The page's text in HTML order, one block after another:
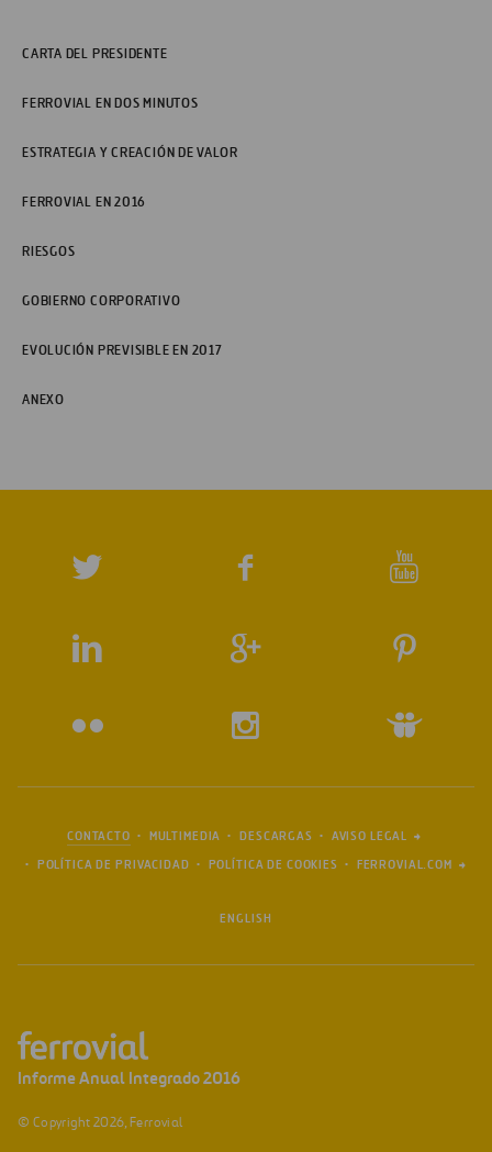
CARTA DEL PRESIDENTE
FERROVIAL EN DOS MINUTOS
ESTRATEGIA Y CREACIÓN DE VALOR
FERROVIAL EN 2016
RIESGOS
GOBIERNO CORPORATIVO
EVOLUCIÓN PREVISIBLE EN 2017
ANEXO
CONTACTO MULTIMEDIA DESCARGAS
AVISO LEGAL
POLÍTICA DE PRIVACIDAD
POLÍTICA DE COOKIES FERROVIAL.COM
ENGLISH
© Copyright 2026, Ferrovial